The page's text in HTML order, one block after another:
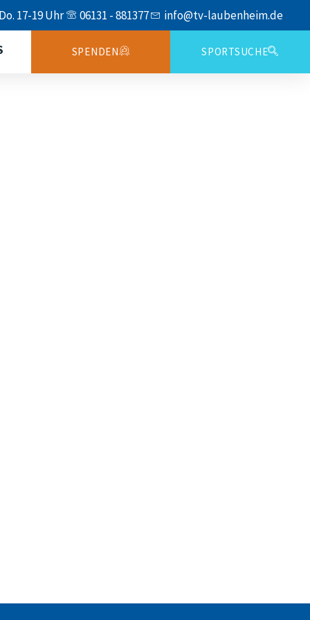
17-19 Uhr 06131 - 881377 info@tv-laubenheim.de
SPENDEN SPORTSUCHE